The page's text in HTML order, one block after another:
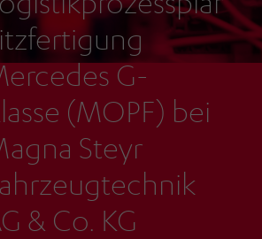
G-
(MOPF) bei
Steyr
& Co. KG